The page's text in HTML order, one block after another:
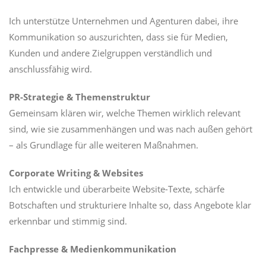
Ich unterstütze Unternehmen und Agenturen dabei, ihre
Kommunikation so auszurichten, dass sie für Medien,
Kunden und andere Zielgruppen verständlich und
anschlussfähig wird.
PR-Strategie & Themenstruktur
Gemeinsam klären wir, welche Themen wirklich relevant
sind, wie sie zusammenhängen und was nach außen gehört
– als Grundlage für alle weiteren Maßnahmen.
Corporate Writing & Websites
Ich entwickle und überarbeite Website-Texte, schärfe
Botschaften und strukturiere Inhalte so, dass Angebote klar
erkennbar und stimmig sind.
Fachpresse & Medienkommunikation